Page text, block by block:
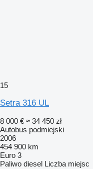
15
Setra 316 UL
8 000 € ≈ 34 450 zł
Autobus podmiejski
2006
454 900 km
Euro 3
Paliwo diesel Liczba miejsc